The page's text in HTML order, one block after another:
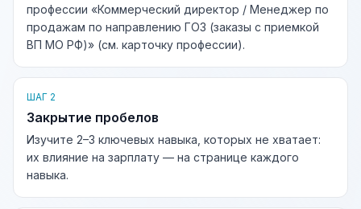
профессии «Коммерческий директор / Менеджер по
продажам по направлению ГОЗ (заказы с приемкой
ВП МО РФ)» (см. карточку профессии).
ШАГ 2
Закрытие пробелов
Изучите 2–3 ключевых навыка, которых не хватает:
их влияние на зарплату — на странице каждого
навыка.